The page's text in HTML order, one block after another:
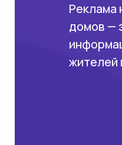
Реклама
домов —
жителей